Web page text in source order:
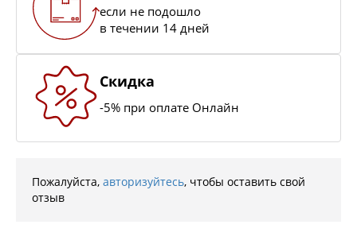
если не подошло
в течении 14 дней
Скидка
-5% при оплате Онлайн
Пожалуйста, авторизуйтесь, чтобы оставить свой
отзыв